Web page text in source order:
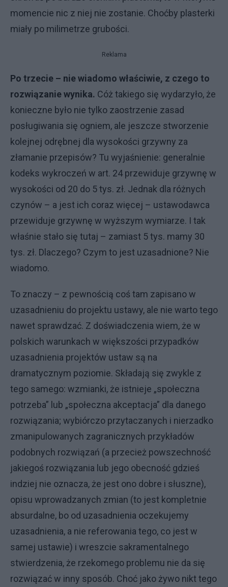
momencie nic z niej nie zostanie. Choćby plasterki
miały po milimetrze grubości.
Reklama
Po trzecie – nie wiadomo właściwie, z czego to
rozwiązanie wynika. Cóż takiego się wydarzyło, że
konieczne było nie tylko zaostrzenie zasad
posługiwania się ogniem, ale jeszcze stworzenie
kolejnej odrębnej dla wysokości grzywny za
złamanie przepisów? Tu wyjaśnienie: generalnie
kodeks wykroczeń w art. 24 przewiduje grzywnę w
wysokości od 20 do 5 tys. zł. Jednak dla różnych
czynów – a jest ich coraz więcej – ustawodawca
przewiduje grzywnę w wyższym wymiarze. I tak
właśnie stało się tutaj – zamiast 5 tys. mamy 30
tys. zł. Dlaczego? Czym to jest uzasadnione? Nie
wiadomo.
To znaczy – z pewnością coś tam zapisano w
uzasadnieniu do projektu ustawy, ale nie warto tego
nawet sprawdzać. Z doświadczenia wiem, że w
polskich warunkach w większości przypadków
uzasadnienia projektów ustaw są na
dramatycznym poziomie. Składają się zwykle z
tego samego: wzmianki, że istnieje „społeczna
potrzeba” lub „społeczna akceptacja” dla danego
rozwiązania; wybiórczo przytaczanych i nierzadko
zmanipulowanych zagranicznych przykładów
podobnych rozwiązań (a przecież powszechność
jakiegoś rozwiązania lub jego obecność gdzieś
indziej nie oznacza, że jest ono dobre i słuszne),
opisu wprowadzanych zmian (to jest kompletnie
absurdalne, bo od uzasadnienia oczekujemy
uzasadnienia, a nie referowania tego, co jest w
samej ustawie) i wreszcie sakramentalnego
stwierdzenia, że rzekomego problemu nie da się
rozwiązać w inny sposób. Choć jako żywo nikt tego